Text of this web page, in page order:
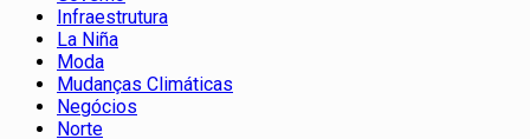
Infraestrutura
La Niña
Moda
Mudanças Climáticas
Negócios
Norte